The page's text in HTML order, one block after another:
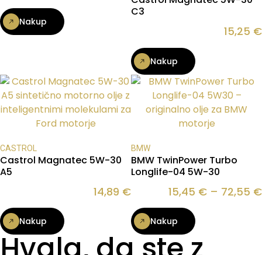
Nakup
C3
15,25 €
Nakup
CASTROL
Castrol Magnatec 5W-30
A5
14,89 €
Nakup
BMW
BMW TwinPower Turbo
Longlife-04 5W-30
15,45 € – 72,55 €
Nakup